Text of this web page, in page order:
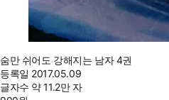
숨만 쉬어도 강해지는 남자 4권
등록일 2017.05.09
글자수 약 11.2만 자